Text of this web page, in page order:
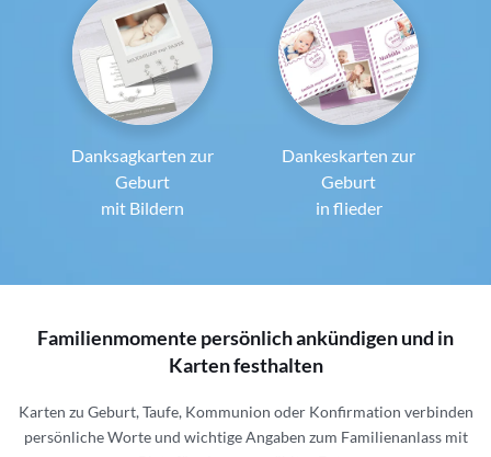
Danksagkarten zur
Geburt
mit Bildern
Dankeskarten zur
Geburt
in flieder
Familienmomente persönlich ankündigen und in
Karten festhalten
Karten zu Geburt, Taufe, Kommunion oder Konfirmation verbinden
persönliche Worte und wichtige Angaben zum Familienanlass mit